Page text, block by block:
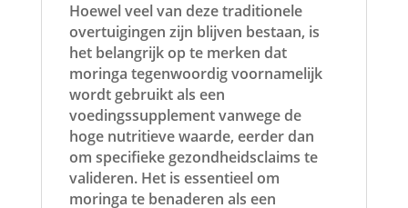
Hoewel veel van deze traditionele
overtuigingen zijn blijven bestaan, is
het belangrijk op te merken dat
moringa tegenwoordig voornamelijk
wordt gebruikt als een
voedingssupplement vanwege de
hoge nutritieve waarde, eerder dan
om specifieke gezondheidsclaims te
valideren. Het is essentieel om
moringa te benaderen als een